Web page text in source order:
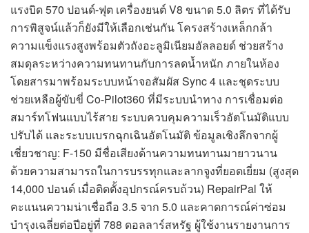
แรงบิด 570 ปอนด์-ฟุต เครื่องยนต์ V8 ขนาด 5.0 ลิตร ที่ได้รับ
การพิสูจน์แล้วก็ยังมีให้เลือกเช่นกัน โครงสร้างเหล็กกล้า
ความแข็งแรงสูงพร้อมตัวถังอะลูมิเนียมอัลลอยด์ ช่วยสร้าง
สมดุลระหว่างความทนทานกับการลดน้ำหนัก ภายในห้อง
โดยสารมาพร้อมระบบหน้าจอสัมผัส Sync 4 และชุดระบบ
ช่วยเหลือผู้ขับขี่ Co-Pilot360 ที่มีระบบนำทาง การเชื่อมต่อ
สมาร์ทโฟนแบบไร้สาย ระบบควบคุมความเร็วอัตโนมัติแบบ
ปรับได้ และระบบเบรกฉุกเฉินอัตโนมัติ ข้อมูลเชิงลึกจากผู้
เชี่ยวชาญ: F-150 มีชื่อเสียงด้านความทนทานมายาวนาน
ด้วยความสามารถในการบรรทุกและลากจูงที่ยอดเยี่ยม (สูงสุด
14,000 ปอนด์ เมื่อติดตั้งอุปกรณ์ครบถ้วน) RepairPal ให้
คะแนนความน่าเชื่อถือ 3.5 จาก 5.0 และคาดการณ์ค่าซ่อม
บำรุงเฉลี่ยต่อปีอยู่ที่ 788 ดอลลาร์สหรัฐ ผู้ใช้งานรายงานการ